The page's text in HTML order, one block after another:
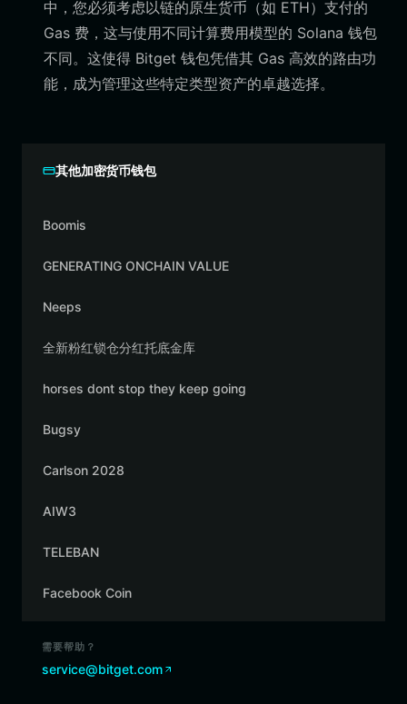
中，您必须考虑以链的原生货币（如 ETH）支付的
Gas 费，这与使用不同计算费用模型的 Solana 钱包
不同。这使得 Bitget 钱包凭借其 Gas 高效的路由功
能，成为管理这些特定类型资产的卓越选择。
其他加密货币钱包
Boomis
GENERATING ONCHAIN VALUE
Neeps
全新粉红锁仓分红托底金库
horses dont stop they keep going
Bugsy
Carlson 2028
AIW3
TELEBAN
Facebook Coin
需要帮助？
service@bitget.com